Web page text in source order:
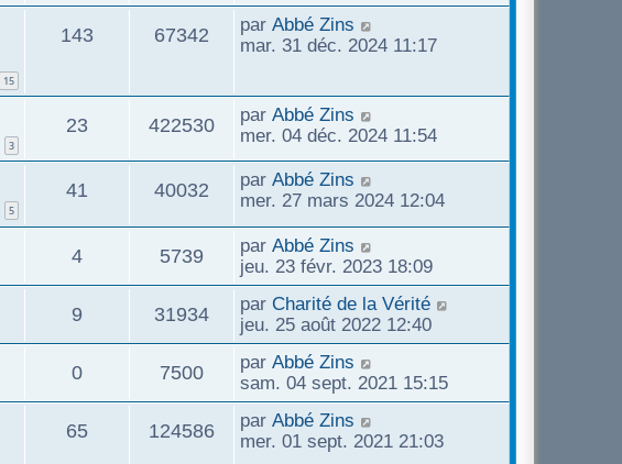
é
o
e
u
s
n
i
e
s
s
a
g
e
15
143R
o
e
67342
e
s
D
e
i
e
r
m
e
s
s
a
g
par Abbé Zins
mar. 31 déc. 2024 11:17
3
23R
é
s
422530V
u
D
e
n
i
r
m
e
s
s
a
g
e
par Abbé Zins
mer. 04 déc. 2024 11:54
5
41
é
s
40032
u
s
D
e
n
i
e
r
m
e
s
s
a
g
e
par Abbé Zins
mer. 27 mars 2024 12:04
4R
p
n
5739
e
D
e
r
n
i
e
r
m
s
s
par Abbé Zins
jeu. 23 févr. 2023 18:09
9
p
o
31934V
e
s
D
e
r
n
i
e
r
m
par Charité de la Vérité
jeu. 25 août 2022 12:40
0R
7500V
D
e
r
n
i
par Abbé Zins
sam. 04 sept. 2021 15:15
65R
124586V
D
e
par Abbé Zins
mer. 01 sept. 2021 21:03